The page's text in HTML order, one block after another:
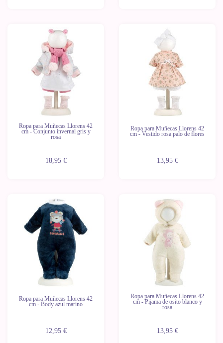
Ropa para Muñecas Llorens 42
cm - Conjunto invernal gris y
rosa
18,95 €
Ropa para Muñecas Llorens 42
cm - Vestido rosa palo de flores
13,95 €
Ropa para Muñecas Llorens 42
cm - Body azul marino
12,95 €
Ropa para Muñecas Llorens 42
cm - Pijama de osito blanco y
rosa
13,95 €